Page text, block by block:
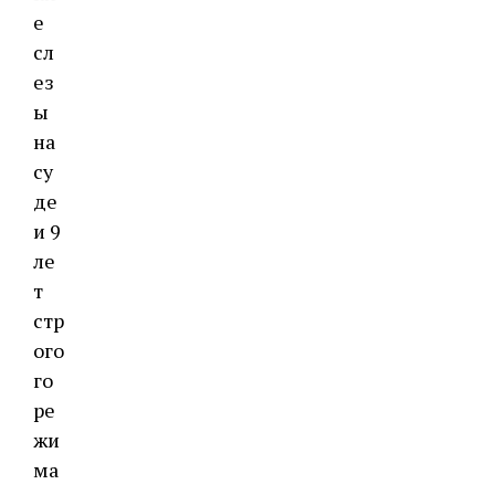
е
сл
ез
ы
на
су
де
и 9
ле
т
стр
ого
го
ре
жи
ма